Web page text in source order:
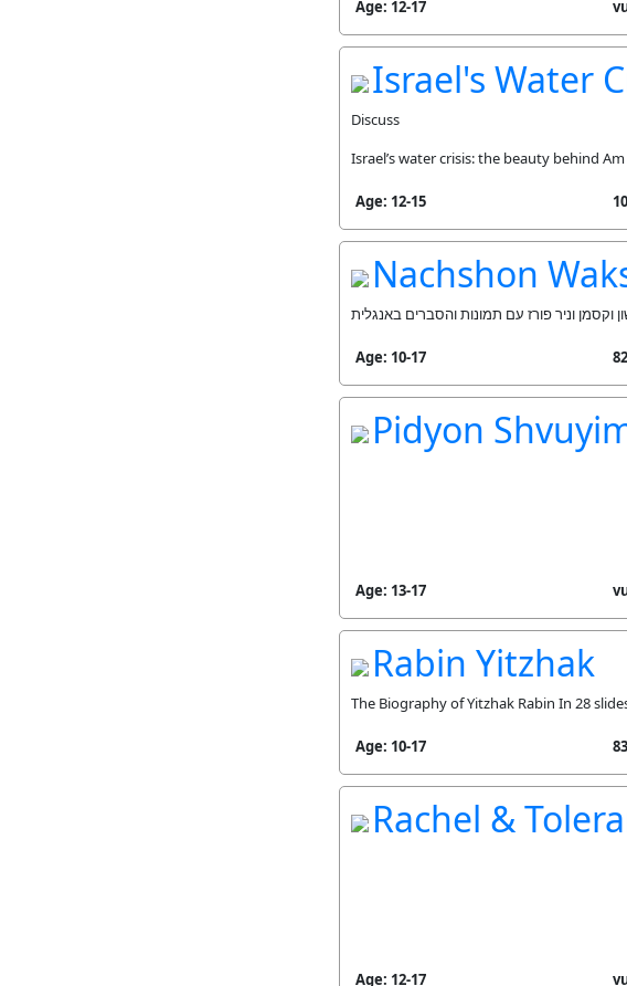
Age: 12-17
Israel's Water
Discuss
Israel’s water crisis: the beauty behind
Age: 12-15
Nachshon
וקסמן וניר פורז עם תמונות והסברים באנגלית
Age: 10-17
Pidyon
Age: 13-17
Rabin Yitzhak
The Biography of Yitzhak Rabin In 28
Age: 10-17
Rachel &
Age: 12-17